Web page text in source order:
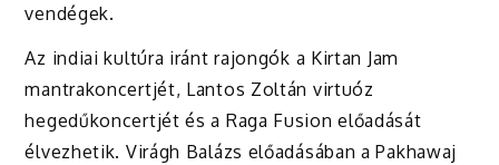
vendégek.
Az indiai kultúra iránt rajongók a Kirtan Jam
mantrakoncertjét, Lantos Zoltán virtuóz
hegedűkoncertjét és a Raga Fusion előadását
élvezhetik. Virágh Balázs előadásában a Pakhawaj